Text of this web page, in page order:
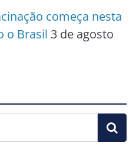
começa nesta
o Brasil 3 de agosto